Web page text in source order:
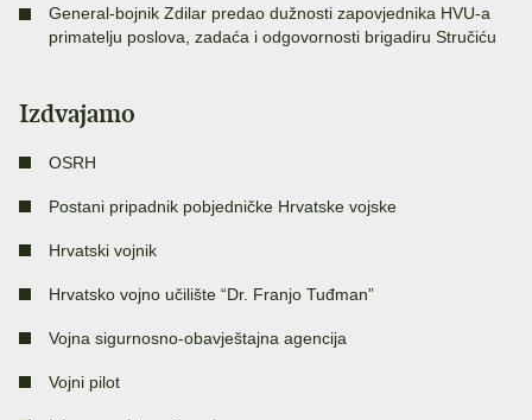
General-bojnik Zdilar predao dužnosti zapovjednika HVU-a
primatelju poslova, zadaća i odgovornosti brigadiru Stručiću
Izdvajamo
OSRH
Postani pripadnik pobjedničke Hrvatske vojske
Hrvatski vojnik
Hrvatsko vojno učilište “Dr. Franjo Tuđman”
Vojna sigurnosno-obavještajna agencija
Vojni pilot